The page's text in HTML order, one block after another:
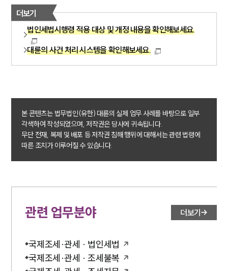
더보기
법인세법시행령 적용 대상 및 개정 내용을 확인해보세요.
대륜의 사건 처리 시스템을 확인해보세요.
본 콘텐츠는 법무법인(유한) 대륜의 실제 업무 사례를 바탕으로 일부
각색하여 작성되었으며, 저작권은 당사에 귀속됩니다.
무단 전재, 복제 및 배포 등 저작권 침해 행위에 대해서는 관련 법령에
따른 조치가 이루어질 수 있습니다.
관련 업무분야 더보기
국제조세·관세 · 법인세법
국제조세·관세 · 조세불복